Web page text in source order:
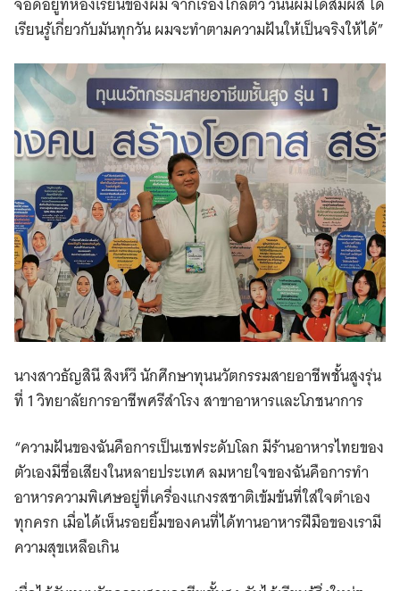
เรียนรู้เกี่ยวกับมันทุกวัน ผมจะทำตามความฝันให้เป็นจริงให้ได้”
นางสาวธัญสินี สิงห์วี นักศึกษาทุนนวัตกรรมสายอาชีพชั้นสูงรุ่น
ที่ 1 วิทยาลัยการอาชีพศรีสำโรง สาขาอาหารและโภชนาการ
“ความฝันของฉันคือการเป็นเชฟระดับโลก มีร้านอาหารไทยของ
ตัวเองมีชื่อเสียงในหลายประเทศ ลมหายใจของฉันคือการทำ
อาหารความพิเศษอยู่ที่เครื่องแกงรสชาติเข้มข้นที่ใส่ใจตำเอง
ทุกครก เมื่อได้เห็นรอยยิ้มของคนที่ได้ทานอาหารฝีมือของเรามี
ความสุขเหลือเกิน